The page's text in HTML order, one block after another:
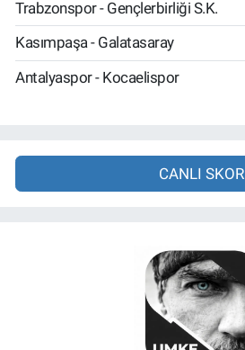
Trabzonspor - Gençlerbirliği S.K.
Kasımpaşa - Galatasaray
Antalyaspor - Kocaelispor
CANLI SKOR